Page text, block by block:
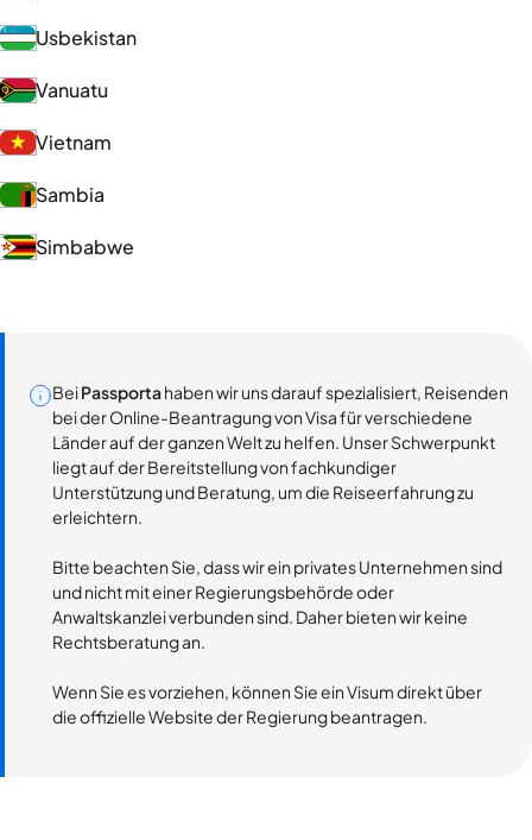
Usbekistan
Vanuatu
Vietnam
Sambia
Simbabwe
BeiPassportahaben wir uns darauf spezialisiert, Reisenden
bei der Online-Beantragung von Visa für verschiedene
Länder auf der ganzen Welt zu helfen. Unser Schwerpunkt
liegt auf der Bereitstellung von fachkundiger
Unterstützung und Beratung, um die Reiseerfahrung zu
erleichtern.
Bitte beachten Sie, dass wir ein privates Unternehmen sind
und nicht mit einer Regierungsbehörde oder
Anwaltskanzlei verbunden sind. Daher bieten wir keine
Rechtsberatung an.
Wenn Sie es vorziehen, können Sie ein Visum direkt über
die offizielle Website der Regierung beantragen.